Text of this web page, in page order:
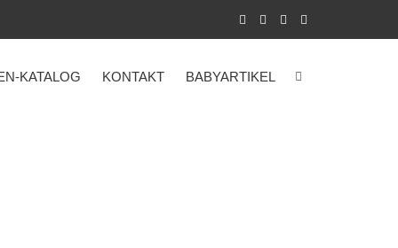
KATALOG KONTAKT BABYARTIKEL